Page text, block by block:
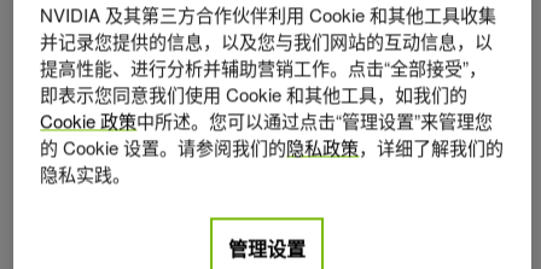
演。NVIDIA 及其第三方合作伙伴利用 Cookie 和其他工具收集
并记录您提供的信息，以及您与我们网站的互动信息，以
提高性能、进行分析并辅助营销工作。点击“全部接受”，
即表示您同意我们使用 Cookie 和其他工具，如我们的
Cookie 政策中所述。您可以通过点击“管理设置”来管理您
的 Cookie 设置。请参阅我们的隐私政策，详细了解我们的
隐私实践。
管理设置